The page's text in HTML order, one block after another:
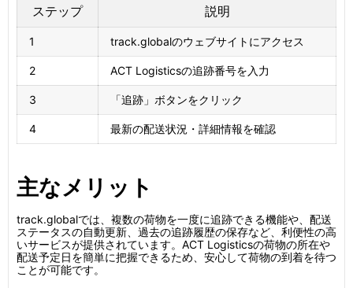
ステップ 説明
1 track.globalのウェブサイトにアクセス
2 ACT Logisticsの追跡番号を入力
3 「追跡」ボタンをクリック
4 最新の配送状況・詳細情報を確認
主なメリット
track.globalでは、複数の荷物を一度に追跡できる機能や、配送
ステータスの自動更新、過去の追跡履歴の保存など、利便性の高
いサービスが提供されています。ACT Logisticsの荷物の所在や
配送予定日を簡単に把握できるため、安心して荷物の到着を待つ
ことが可能です。